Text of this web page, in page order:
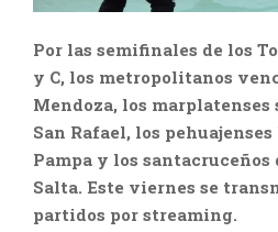
Por las semifinales de los
y C, los metropolitanos
Mendoza, los marplatenses
San Rafael, los
Pampa y los santacruceños
Salta. Este viernes se
partidos por streaming.